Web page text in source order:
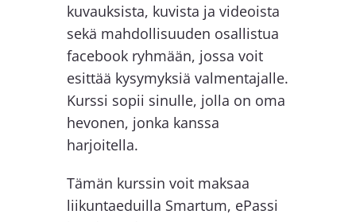
kuvauksista, kuvista ja videoista
sekä mahdollisuuden osallistua
facebook ryhmään, jossa voit
esittää kysymyksiä valmentajalle.
Kurssi sopii sinulle, jolla on oma
hevonen, jonka kanssa
harjoitella.
Tämän kurssin voit maksaa
liikuntaeduilla Smartum, ePassi